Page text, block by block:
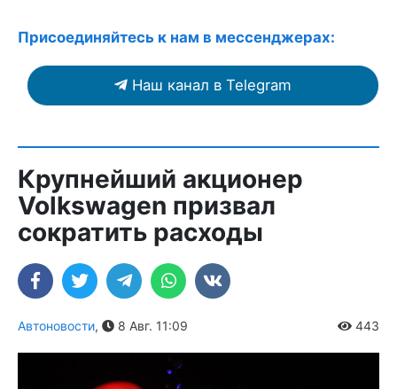
Присоединяйтесь к нам в мессенджерах:
Наш канал в Telegram
Крупнейший акционер
Volkswagen призвал
сократить расходы
Автоновости, 8 Авг. 11:09 443